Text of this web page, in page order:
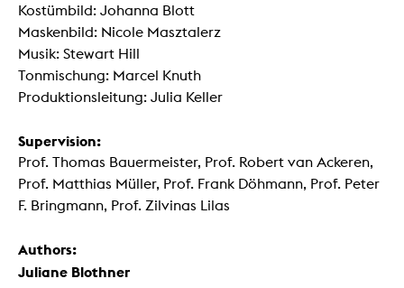
Kostümbild: Johanna Blott
Maskenbild: Nicole Masztalerz
Musik: Stewart Hill
Tonmischung: Marcel Knuth
Produktionsleitung: Julia Keller
Supervision:
Prof. Thomas Bauermeister, Prof. Robert van Ackeren,
Prof. Matthias Müller, Prof. Frank Döhmann, Prof. Peter
F. Bringmann, Prof. Zilvinas Lilas
Authors:
Juliane Blothner